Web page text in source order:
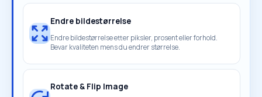
Endre bildestørrelse
Endre bildestørrelse etter piksler, prosent eller forhold.
Bevar kvaliteten mens du endrer størrelse.
Rotate & Flip Image